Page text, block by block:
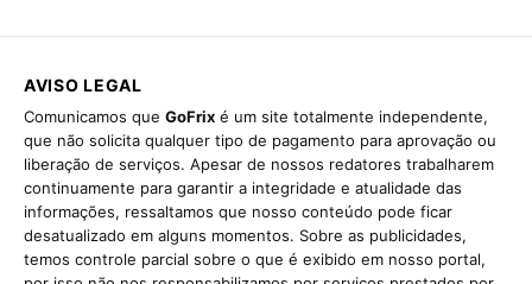
AVISO LEGAL
Comunicamos que GoFrix é um site totalmente independente,
que não solicita qualquer tipo de pagamento para aprovação ou
liberação de serviços. Apesar de nossos redatores trabalharem
continuamente para garantir a integridade e atualidade das
informações, ressaltamos que nosso conteúdo pode ficar
desatualizado em alguns momentos. Sobre as publicidades,
temos controle parcial sobre o que é exibido em nosso portal,